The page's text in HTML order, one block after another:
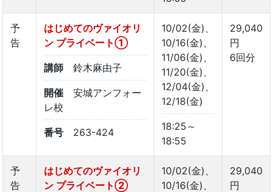
予
告
はじめてのヴァイオリ
ン プライベート①
講師 鈴木麻由子
開催
安城アンフォー
レ校
番号 263-424
10/02(金)、
10/16(金)、
11/06(金)、
11/20(金)、
12/04(金)、
12/18(金)
18:25～
18:55
29,040
円
6回分
予
告
はじめてのヴァイオリ
ン プライベート②
10/02(金)、
10/16(金)、
29,040
円